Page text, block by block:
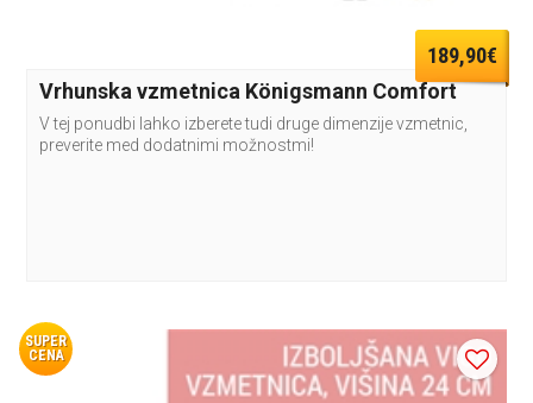
189,90€
Vrhunska vzmetnica Königsmann Comfort
V tej ponudbi lahko izberete tudi druge dimenzije vzmetnic,
preverite med dodatnimi možnostmi!
SUPER
CENA